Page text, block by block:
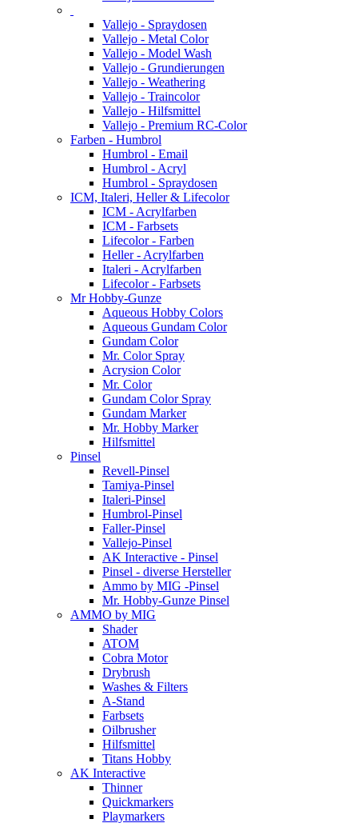
Vallejo - Spraydosen
Vallejo - Metal Color
Vallejo - Model Wash
Vallejo - Grundierungen
Vallejo - Weathering
Vallejo - Traincolor
Vallejo - Hilfsmittel
Vallejo - Premium RC-Color
Farben - Humbrol
Humbrol - Email
Humbrol - Acryl
Humbrol - Spraydosen
ICM, Italeri, Heller & Lifecolor
ICM - Acrylfarben
ICM - Farbsets
Lifecolor - Farben
Heller - Acrylfarben
Italeri - Acrylfarben
Lifecolor - Farbsets
Mr Hobby-Gunze
Aqueous Hobby Colors
Aqueous Gundam Color
Gundam Color
Mr. Color Spray
Acrysion Color
Mr. Color
Gundam Color Spray
Gundam Marker
Mr. Hobby Marker
Hilfsmittel
Pinsel
Revell-Pinsel
Tamiya-Pinsel
Italeri-Pinsel
Humbrol-Pinsel
Faller-Pinsel
Vallejo-Pinsel
AK Interactive - Pinsel
Pinsel - diverse Hersteller
Ammo by MIG -Pinsel
Mr. Hobby-Gunze Pinsel
AMMO by MIG
Shader
ATOM
Cobra Motor
Drybrush
Washes & Filters
A-Stand
Farbsets
Oilbrusher
Hilfsmittel
Titans Hobby
AK Interactive
Thinner
Quickmarkers
Playmarkers